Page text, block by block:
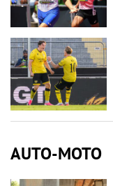
AUTO-MOTO